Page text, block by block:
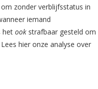
zonder verblijfsstatus in
iemand
het ook strafbaar gesteld om
hier onze analyse over